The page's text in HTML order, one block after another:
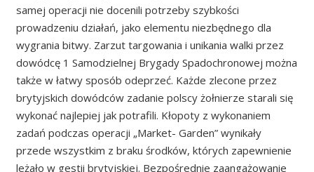
samej operacji nie docenili potrzeby szybkości
prowadzeniu działań, jako elementu niezbędnego dla
wygrania bitwy. Zarzut targowania i unikania walki przez
dowódcę 1 Samodzielnej Brygady Spadochronowej można
także w łatwy sposób odeprzeć. Każde zlecone przez
brytyjskich dowódców zadanie polscy żołnierze starali się
wykonać najlepiej jak potrafili. Kłopoty z wykonaniem
zadań podczas operacji „Market- Garden” wynikały
przede wszystkim z braku środków, których zapewnienie
leżało w gestii brytyjskiej. Bezpośrednie zaangażowanie